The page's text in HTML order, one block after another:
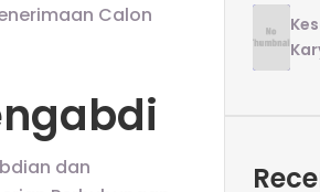
Calon
dan